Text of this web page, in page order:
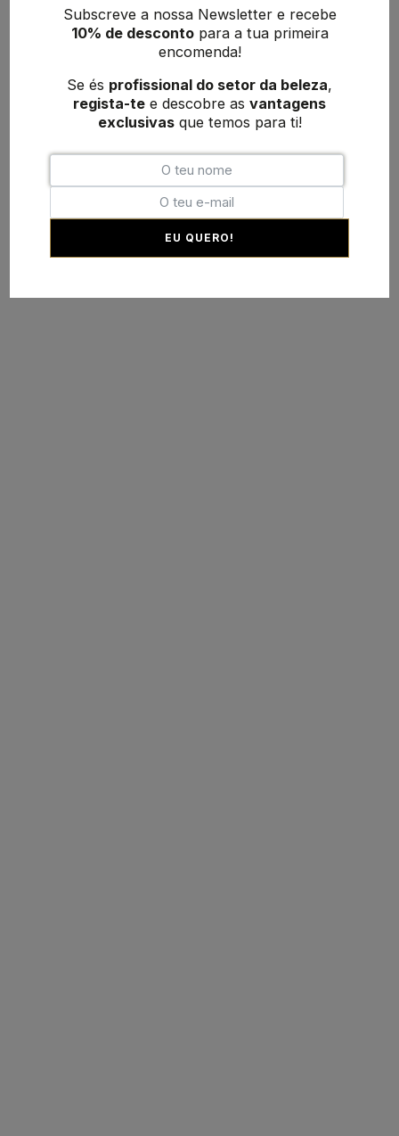
Subscreve a nossa Newsletter e recebe
10% de descontopara a tua primeira
encomenda!
Se és profissional do setor da beleza,
regista-te e descobre as vantagens
exclusivasque temos para ti!
EU QUERO!